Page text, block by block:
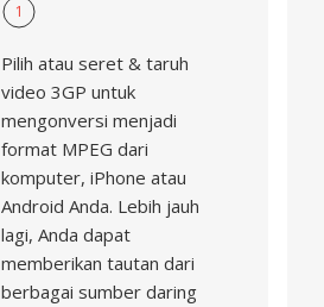
1
Pilih atau seret & taruh
video 3GP untuk
mengonversi menjadi
format MPEG dari
komputer, iPhone atau
Android Anda. Lebih jauh
lagi, Anda dapat
memberikan tautan dari
berbagai sumber daring